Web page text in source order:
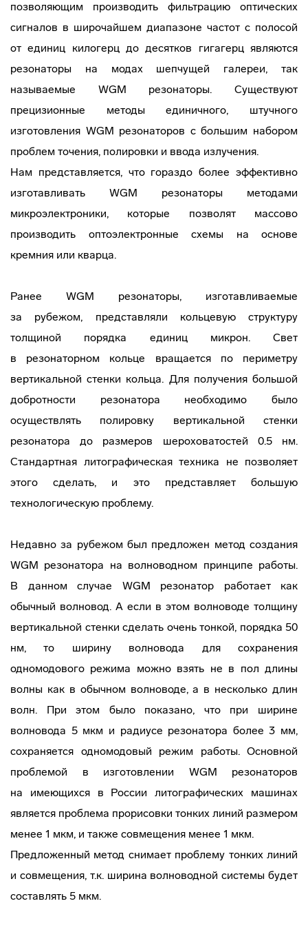
позволяющим производить фильтрацию оптических
сигналов в широчайшем диапазоне частот с полосой
от единиц килогерц до десятков гигагерц являются
резонаторы на модах шепчущей галереи, так
называемые WGM резонаторы. Существуют
прецизионные методы единичного, штучного
изготовления WGM резонаторов с большим набором
проблем точения, полировки и ввода излучения.
Нам представляется, что гораздо более эффективно
изготавливать WGM резонаторы методами
микроэлектроники, которые позволят массово
производить оптоэлектронные схемы на основе
кремния или кварца.
Ранее WGM резонаторы, изготавливаемые
за рубежом, представляли кольцевую структуру
толщиной порядка единиц микрон. Свет
в резонаторном кольце вращается по периметру
вертикальной стенки кольца. Для получения большой
добротности резонатора необходимо было
осуществлять полировку вертикальной стенки
резонатора до размеров шероховатостей 0.5 нм.
Стандартная литографическая техника не позволяет
этого сделать, и это представляет большую
технологическую проблему.
Недавно за рубежом был предложен метод создания
WGM резонатора на волноводном принципе работы.
В данном случае WGM резонатор работает как
обычный волновод. А если в этом волноводе толщину
вертикальной стенки сделать очень тонкой, порядка 50
нм, то ширину волновода для сохранения
одномодового режима можно взять не в пол длины
волны как в обычном волноводе, а в несколько длин
волн. При этом было показано, что при ширине
волновода 5 мкм и радиусе резонатора более 3 мм,
сохраняется одномодовый режим работы. Основной
проблемой в изготовлении WGM резонаторов
на имеющихся в России литографических машинах
является проблема прорисовки тонких линий размером
менее 1 мкм, и также совмещения менее 1 мкм.
Предложенный метод снимает проблему тонких линий
и совмещения, т.к. ширина волноводной системы будет
составлять 5 мкм.